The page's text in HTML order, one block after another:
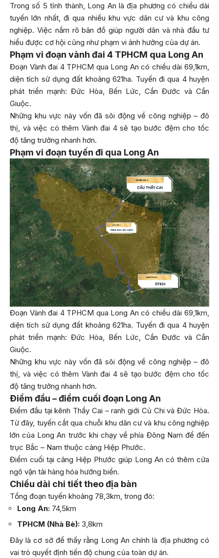
Trong số 5 tỉnh thành, Long An là địa phương có chiều dài
tuyến lớn nhất, đi qua nhiều khu vực dân cư và khu công
nghiệp. Việc nắm rõ bản đồ giúp người dân và nhà đầu tư
hiểu được cơ hội cũng như phạm vi ảnh hưởng của dự án.
Phạm vi đoạn vành đai 4 TPHCM qua Long An
Đoạn Vành đai 4 TPHCM qua Long An có chiều dài 69,1km,
diện tích sử dụng đất khoảng 621ha. Tuyến đi qua 4 huyện
phát triển mạnh: Đức Hòa, Bến Lức, Cần Đước và Cần
Giuộc.
Những khu vực này vốn đã sôi động về công nghiệp – đô
thị, và việc có thêm Vành đai 4 sẽ tạo bước đệm cho tốc
độ tăng trưởng nhanh hơn.
Phạm vi đoạn tuyến đi qua Long An
Đoạn Vành đai 4 TPHCM qua Long An có chiều dài 69,1km,
diện tích sử dụng đất khoảng 621ha. Tuyến đi qua 4 huyện
phát triển mạnh: Đức Hòa, Bến Lức, Cần Đước và Cần
Giuộc.
Những khu vực này vốn đã sôi động về công nghiệp – đô
thị, và việc có thêm Vành đai 4 sẽ tạo bước đệm cho tốc
độ tăng trưởng nhanh hơn.
Điểm đầu – điểm cuối đoạn Long An
Điểm đầu tại kênh Thầy Cai – ranh giới Củ Chi và Đức Hòa.
Từ đây, tuyến cắt qua chuỗi khu dân cư và khu công nghiệp
lớn của Long An trước khi chạy về phía Đông Nam để đến
trục Bắc – Nam thuộc cảng Hiệp Phước.
Điểm cuối tại cảng Hiệp Phước giúp Long An có thêm cửa
ngõ vận tải hàng hóa hướng biển.
Chiều dài chi tiết theo địa bàn
Tổng đoạn tuyến khoảng 78,3km, trong đó:
Long An: 74,5km
TPHCM (Nhà Bè): 3,8km
Đây là cơ sở để thấy rằng Long An chính là địa phương có
vai trò quyết định tiến độ chung của toàn dự án.